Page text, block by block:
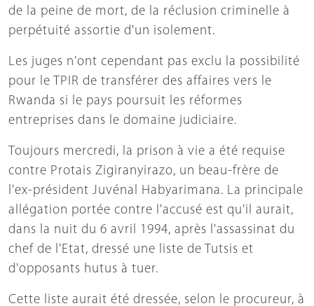
de la peine de mort, de la réclusion criminelle à
perpétuité assortie d'un isolement.
Les juges n'ont cependant pas exclu la possibilité
pour le TPIR de transférer des affaires vers le
Rwanda si le pays poursuit les réformes
entreprises dans le domaine judiciaire.
Toujours mercredi, la prison à vie a été requise
contre Protais Zigiranyirazo, un beau-frère de
l'ex-président Juvénal Habyarimana. La principale
allégation portée contre l'accusé est qu'il aurait,
dans la nuit du 6 avril 1994, après l'assassinat du
chef de l'Etat, dressé une liste de Tutsis et
d'opposants hutus à tuer.
Cette liste aurait été dressée, selon le procureur, à